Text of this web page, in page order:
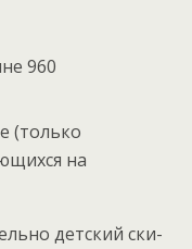
960
(только
на
детский ски-